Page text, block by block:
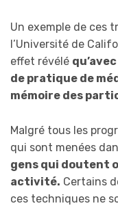
Un exemple de ces
l’Université de
effet révélé
de pratique de
mémoire des
Malgré tous les
qui sont menées
gens qui doutent
activité. Certains
ces techniques ne